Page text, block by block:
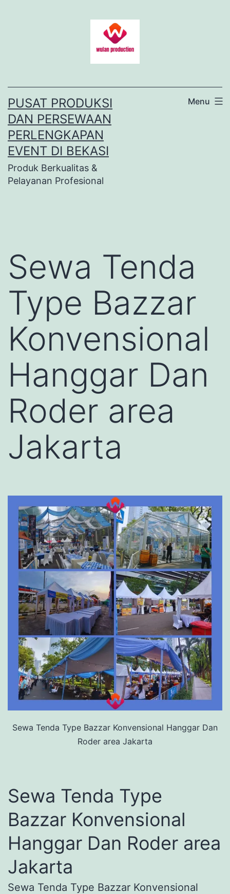
PUSAT PRODUKSI
DAN PERSEWAAN
PERLENGKAPAN
EVENT DI BEKASI
Produk Berkualitas &
Pelayanan Profesional
Menu
Sewa Tenda
Type Bazzar
Konvensional
Hanggar Dan
Roder area
Jakarta
Sewa Tenda Type Bazzar Konvensional Hanggar Dan
Roder area Jakarta
Sewa Tenda Type
Bazzar Konvensional
Hanggar Dan Roder area
Jakarta
Sewa Tenda Type Bazzar Konvensional